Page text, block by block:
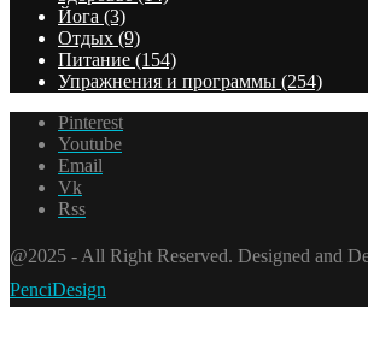
Йога (3)
Отдых (9)
Питание (154)
Упражнения и программы (254)
Pinterest
Youtube
Email
Vk
Rss
@2025 - All Right Reserved. Designed and
PenciDesign